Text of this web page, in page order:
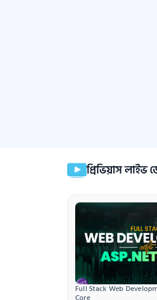
প্রিভিয়াস লাইভ
Full Stack Web